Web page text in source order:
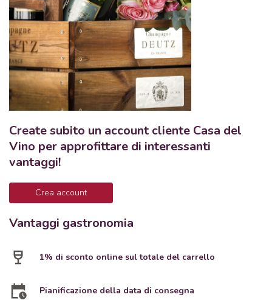
Create subito un account cliente Casa del
Vino per approfittare di interessanti
vantaggi!
Crea account
Vantaggi gastronomia
1% di sconto online sul totale del carrello
Pianificazione della data di consegna